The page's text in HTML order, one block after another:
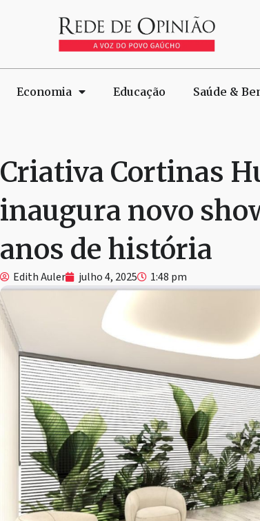
Economia Educação Saúde &
Criativa Cortinas
inaugura novo
anos de história
Edith Auler julho 4, 2025 1:48 pm